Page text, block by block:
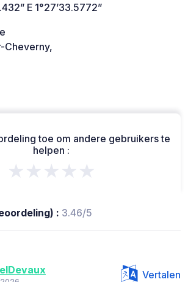
E 1°27’33.5772”
Cheverny,
toe om andere gebruikers te
helpen :
★★★★★
: 3.46/5
Vertalen